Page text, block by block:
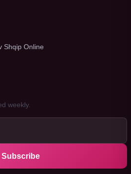
Shqip Online
weekly.
Subscribe